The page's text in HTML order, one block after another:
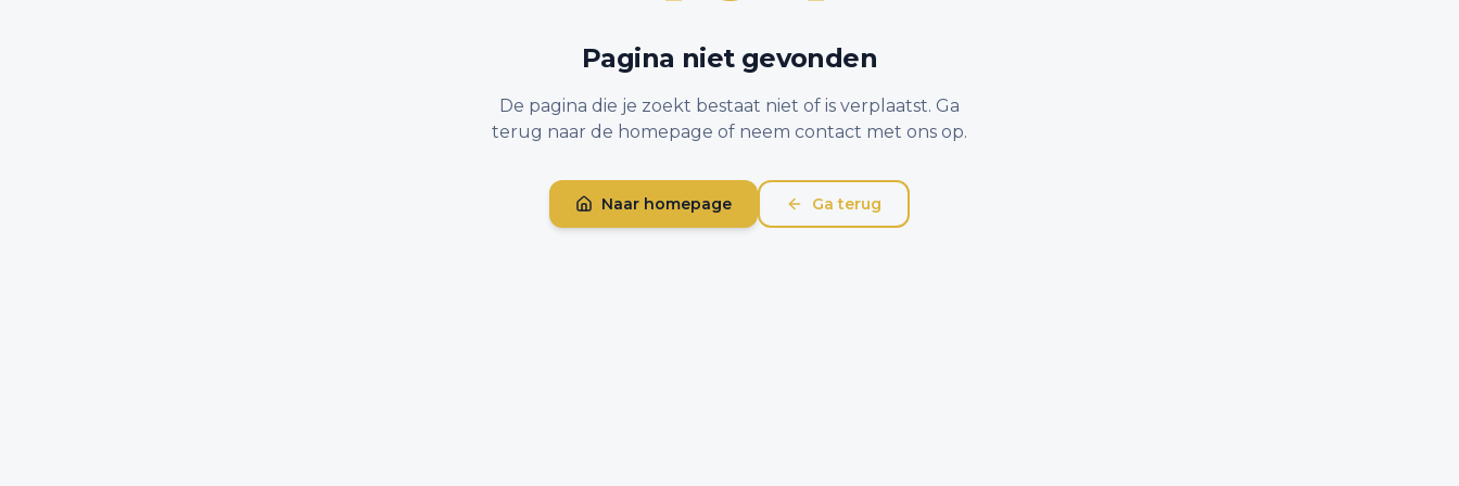
Pagina niet gevonden
De pagina die je zoekt bestaat niet of is verplaatst. Ga
terug naar de homepage of neem contact met ons op.
Naar homepage Ga terug